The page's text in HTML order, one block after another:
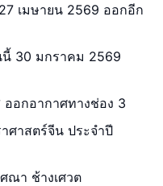
เมษายน 2569 ออกอีก
นี้ 30 มกราคม 2569
ออกอากาศทางช่อง 3
ศาสตร์จีน ประจำปี
ณา ช้างเศวต